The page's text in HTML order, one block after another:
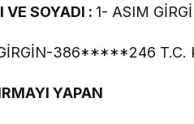
VE SOYADI : 1- ASIM
386*****246 T.C.
YAPAN